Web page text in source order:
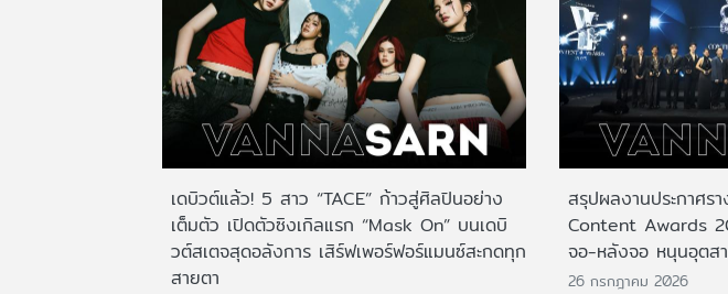
เดบิวต์แล้ว! 5 สาว “TACE” ก้าวสู่ศิลปินอย่าง
เต็มตัว เปิดตัวซิงเกิลแรก “Mask On” บนเดบิ
วต์สเตจสุดอลังการ เสิร์ฟเพอร์ฟอร์แมนซ์สะกดทุก
สายตา
สรุปผลงานประกาศร
Content Awards
จอ-หลังจอ หนุนอุตส
26 กรกฎาคม 2026